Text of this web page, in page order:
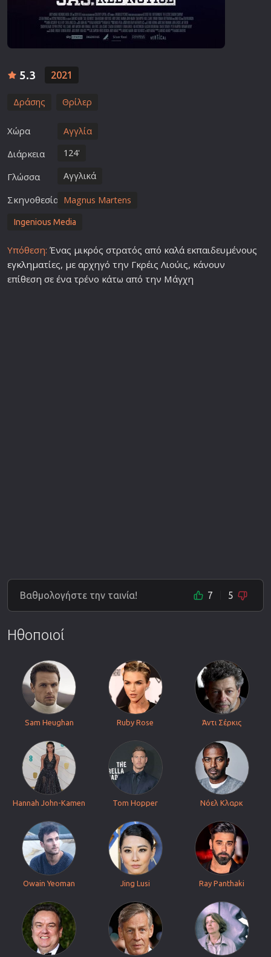
5.3 2021
Δράσης Θρίλερ
Χώρα Αγγλία
Διάρκεια 124'
Γλώσσα Αγγλικά
Σκηνοθεσία Magnus Martens
Ingenious Media
Υπόθεση: Ένας μικρός στρατός από καλά εκπαιδευμένους
εγκληματίες, με αρχηγό την Γκρέις Λιούις, κάνουν
επίθεση σε ένα τρένο κάτω από την Μάγχη
Βαθμολογήστε την ταινία! 7 5
Ηθοποιοί
Sam Heughan Ruby Rose Άντι Σέρκις
Hannah John-Kamen Tom Hopper Νόελ Κλαρκ
Owain Yeoman Jing Lusi Ray Panthaki